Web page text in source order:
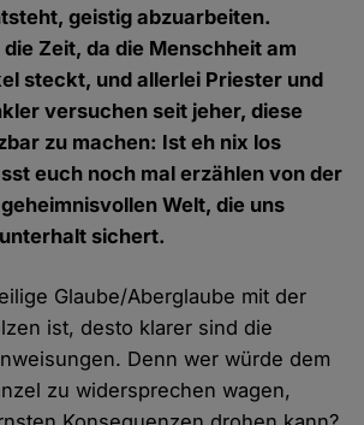
geistig abzuarbeiten.
Zeit, da die Menschheit am
steckt, und allerlei Priester und
versuchen seit jeher, diese
zu machen: Ist eh nix los
euch noch mal erzählen von der
Welt, die uns
sichert.
Glaube/Aberglaube mit der
ist, desto klarer sind die
Denn wer würde dem
zu widersprechen wagen,